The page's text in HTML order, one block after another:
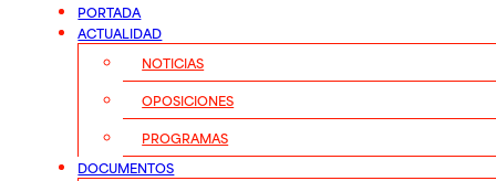
PORTADA
ACTUALIDAD
NOTICIAS
OPOSICIONES
PROGRAMAS
DOCUMENTOS